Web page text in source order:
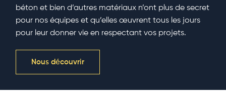
béton et bien d’autres matériaux n’ont plus de secret
pour nos équipes et qu’elles œuvrent tous les jours
pour leur donner vie en respectant vos projets.
Nous découvrir